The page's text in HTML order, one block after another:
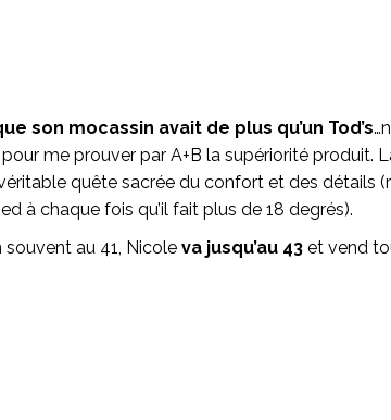
son mocassin avait de plus qu’un Tod’s
me prouver par A+B la supériorité produit.
quête sacrée du confort et des détails
à chaque fois qu’il fait plus de 18 degrés).
souvent au 41, Nicole va jusqu’au 43 et vend